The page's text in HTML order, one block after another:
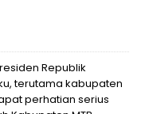
Republik
terutama kabupaten
perhatian serius